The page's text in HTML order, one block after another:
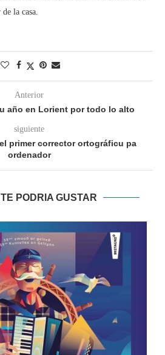
la casa.
Anterior
año en Lorient por todo lo alto
siguiente
primer corrector ortográficu pa
ordenador
PODRIA GUSTAR